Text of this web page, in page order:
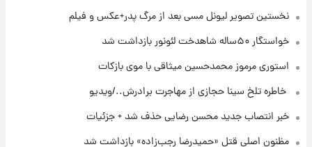
نخستین تصویر لیونل مسی بعد از مرگ پدر+عکس و فیلم
خواستگار ۵۰ساله شاهدخت لئونور بازداشت شد
استوری مرموز محمدحسین میثاقی با موی بازکات
⁨ خاطره تلخ سینا حجازی از مهاجرت برادرش../ویدیو
خبر انتصاب جدید محسن رضایی حذف شد + جزئیات
مظنون اصلی قتل «حمیدرضا رجب‌زاده» بازداشت شد